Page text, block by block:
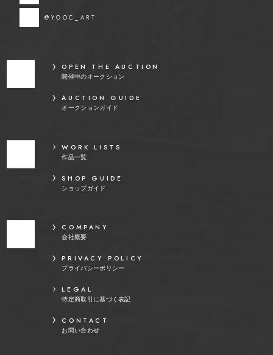
@YOOC_ART
OPEN THE AUCTION
開催中のオークション
AUCTION GUIDE
オークションガイド
WORK LISTS
作品一覧
SHOP GUIDE
ショップガイド
COMPANY
会社概要
PRIVACY POLICY
プライバシーポリシー
LEGAL
特定商取引に基づく表記
CONTACT
お問い合わせ